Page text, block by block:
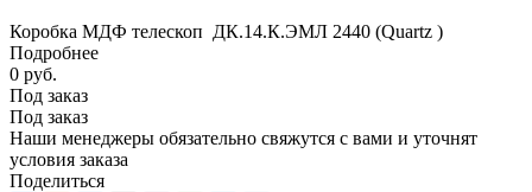
Коробка МДФ телескоп ДК.14.К.ЭМЛ 2440 (Quartz )
Подробнее
0 руб.
Под заказ
Под заказ
Наши менеджеры обязательно свяжутся с вами и уточнят
условия заказа
Поделиться